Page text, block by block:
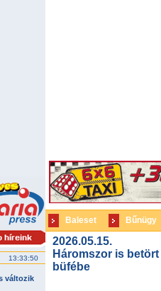
13:33:50
változik
Baleset Bűnügy
2026.05.15.
Háromszor is
büfébe